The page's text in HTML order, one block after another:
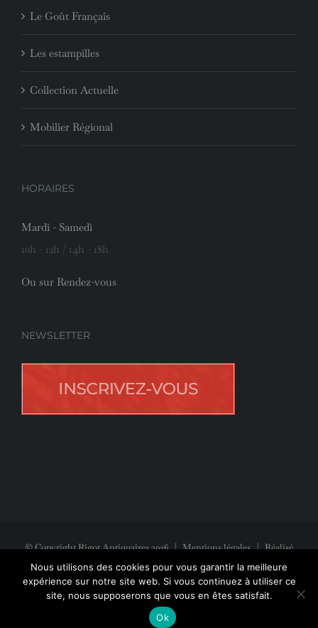
Le Goût Français
Les estampilles
Collection Actuelle
Mobilier Régional
HORAIRES
Mardi - Samedi
10h - 12h / 14h - 18h
Ou sur Rendez-vous
NEWSLETTER
© Copyright Rigot Antiquaires2026|Mentions légales| Réalisé
avec la participation deJeff Concept
FacebookInstagram
Nous utilisons des cookies pour vous garantir la meilleure
expérience sur notre site web. Si vous continuez à utiliser ce
site, nous supposerons que vous en êtes satisfait.
Ok